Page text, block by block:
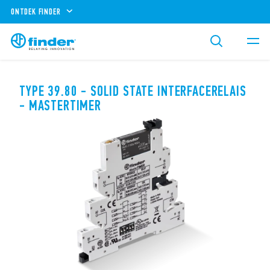
ONTDEK FINDER
TYPE 39.80 - SOLID STATE INTERFACERELAIS
- MASTERTIMER